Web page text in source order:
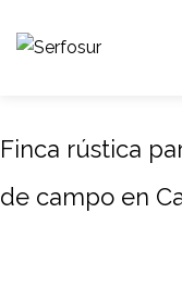
Finca rústica
de campo en